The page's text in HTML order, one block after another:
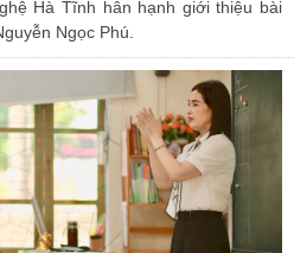
Hà Tĩnh hân hạnh giới thiệu bài
Ngọc Phú.